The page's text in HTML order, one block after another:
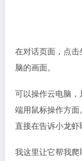
在对话页面，点
脑的画面。
可以操作云电脑
端用鼠标操作方面
直接在告诉小龙虾
我这里让它帮我